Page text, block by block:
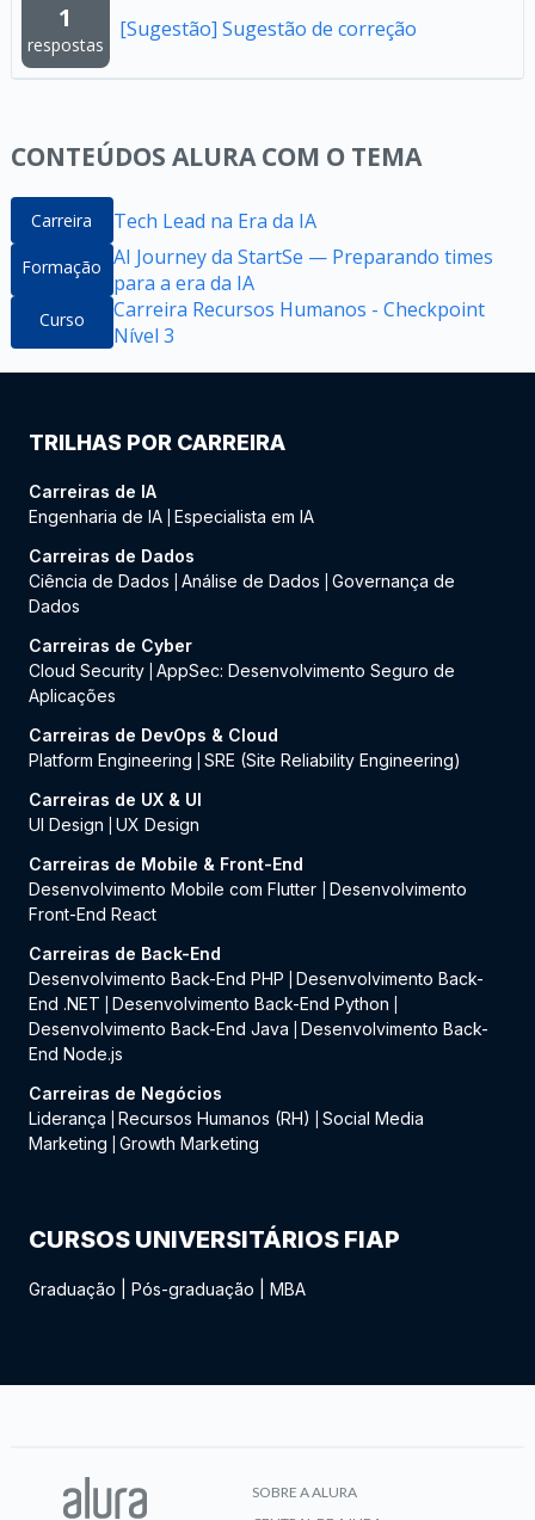
1
respostas
[Sugestão] Sugestão de correção
CONTEÚDOS ALURA COM O TEMA
Carreira Tech Lead na Era da IA
Formação AI Journey da StartSe — Preparando times
para a era da IA
Curso
Carreira Recursos Humanos - Checkpoint
Nível 3
TRILHAS POR CARREIRA
Carreiras de IA
Engenharia de IA Especialista em IA
Carreiras de Dados
Ciência de Dados
Análise de Dados
Governança de
Dados
Carreiras de Cyber
Cloud Security AppSec: Desenvolvimento Seguro de
Aplicações
Carreiras de DevOps & Cloud
Platform Engineering
SRE (Site Reliability Engineering)
Carreiras de UX & UI
UI Design
UX Design
Carreiras de Mobile & Front-End
Desenvolvimento Mobile com Flutter
Desenvolvimento
Front-End React
Carreiras de Back-End
Desenvolvimento Back-End PHP
Desenvolvimento Back-
End .NET
Desenvolvimento Back-End Python
Desenvolvimento Back-End Java
Desenvolvimento Back-
End Node.js
Carreiras de Negócios
Liderança
Recursos Humanos (RH)
Social Media
Marketing
Growth Marketing
CURSOS UNIVERSITÁRIOS FIAP
Graduação Pós-graduação MBA
SOBRE A ALURA